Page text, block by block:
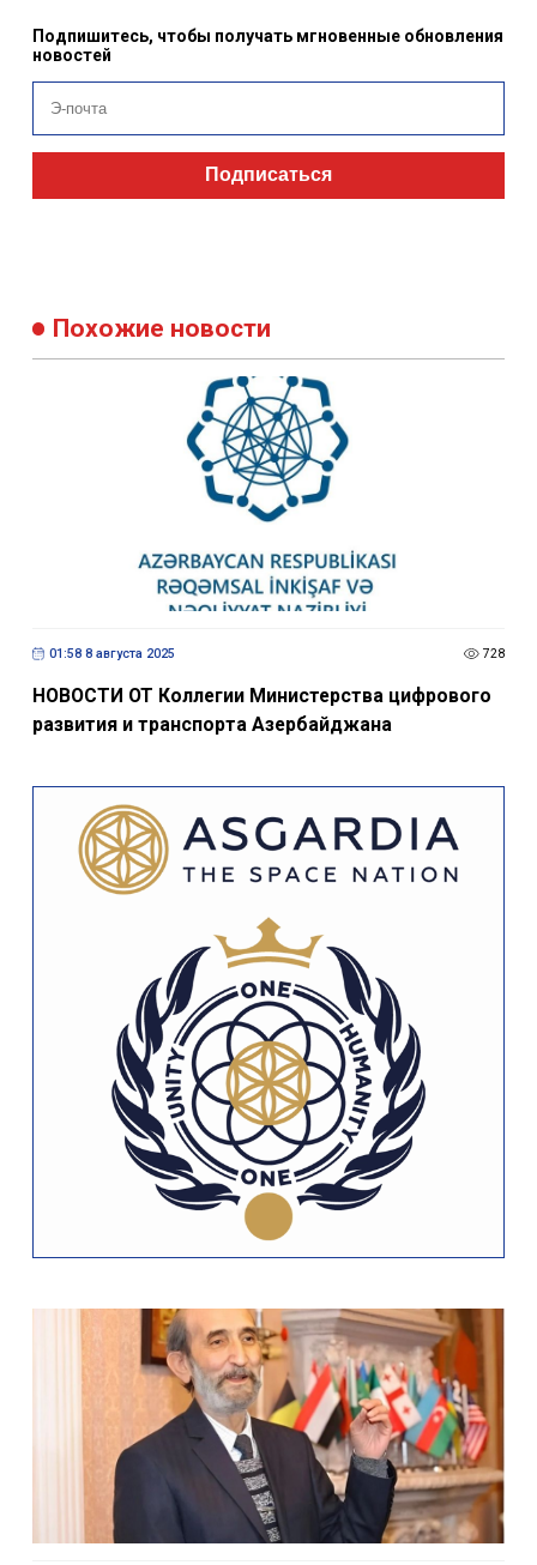
Подпишитесь, чтобы получать мгновенные обновления
новостей
Подписаться
Похожие новости
01:58 8 августа 2025 728
НОВОСТИ ОТ Коллегии Министерства цифрового
развития и транспорта Азербайджана